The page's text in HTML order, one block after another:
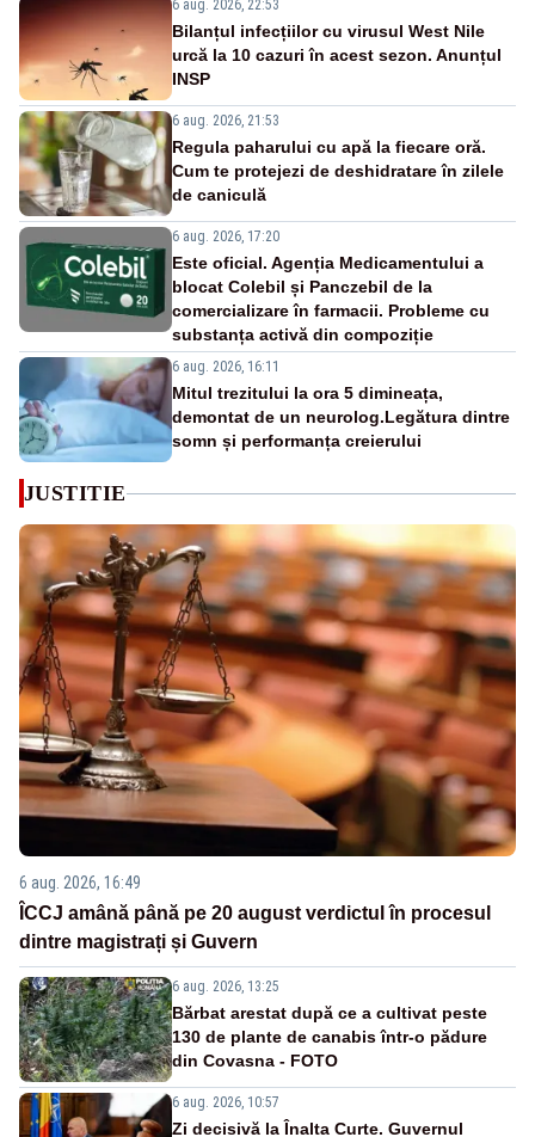
6 aug. 2026, 22:53
Bilanțul infecțiilor cu virusul West Nile
urcă la 10 cazuri în acest sezon. Anunțul
INSP
6 aug. 2026, 21:53
Regula paharului cu apă la fiecare oră.
Cum te protejezi de deshidratare în zilele
de caniculă
6 aug. 2026, 17:20
Este oficial. Agenția Medicamentului a
blocat Colebil și Panczebil de la
comercializare în farmacii. Probleme cu
substanța activă din compoziție
6 aug. 2026, 16:11
Mitul trezitului la ora 5 dimineața,
demontat de un neurolog.Legătura dintre
somn și performanța creierului
JUSTITIE
6 aug. 2026, 16:49
ÎCCJ amână până pe 20 august verdictul în procesul
dintre magistrați și Guvern
6 aug. 2026, 13:25
Bărbat arestat după ce a cultivat peste
130 de plante de canabis într-o pădure
din Covasna - FOTO
6 aug. 2026, 10:57
Zi decisivă la Înalta Curte. Guvernul